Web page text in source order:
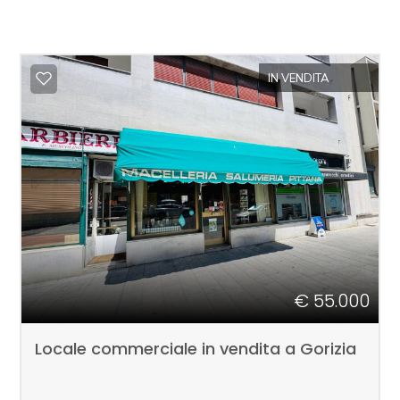
IN VENDITA
€ 55.000
Locale commerciale in vendita a Gorizia